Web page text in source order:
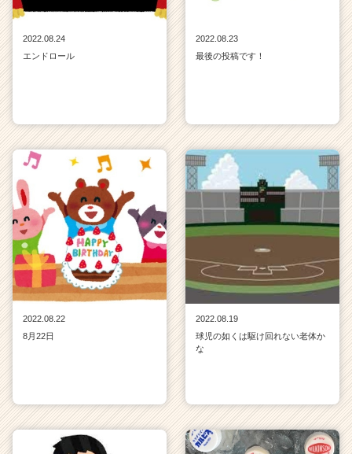
2022.08.24
エンドロール
2022.08.23
最後の投稿です！
2022.08.22
8月22日
2022.08.19
球児の如くは駆け回れない老体か
な